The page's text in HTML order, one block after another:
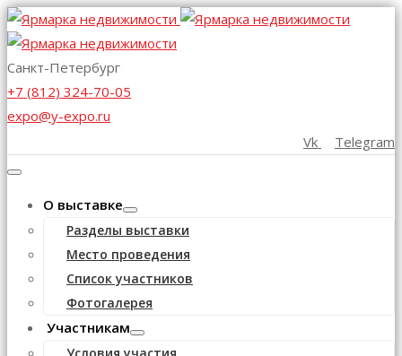
Санкт-Петербург
+7 (812) 324-70-05
expo@y-expo.ru
Vk
Telegram
О выставке
Разделы выставки
Место проведения
Список участников
Фотогалерея
Участникам